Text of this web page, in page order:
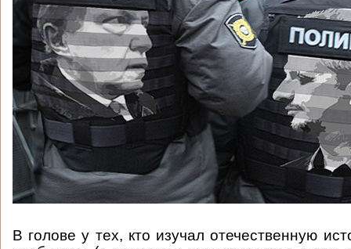
В голове у тех, кто изучал отечественную